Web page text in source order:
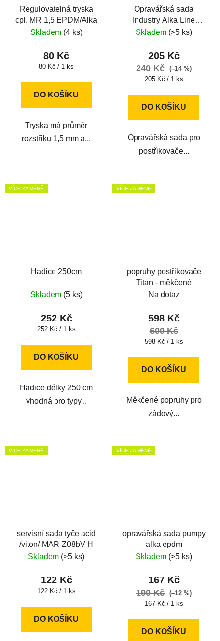
Regulovatelná tryska
cpl. MR 1,5 EPDM/Alka
Skladem (4 ks)
80 Kč
Měrná
80 Kč / 1 ks
DO KOŠÍKU
Tryska má průměr
rozstřiku 1,5 mm a...
Opravářská sada
Industry Alka Line
(EPDM) Z08JE
Skladem (>5 ks)
205 Kč
240 Kč
(–14 %)
Měrná
205 Kč / 1 ks
DO KOŠÍKU
Opravářská sada pro
postřikovače...
VÍCE ZA MÉNĚ
Hadice 250cm
Skladem (5 ks)
252 Kč
Měrná
252 Kč / 1 ks
DO KOŠÍKU
Hadice délky 250 cm
vhodná pro typy...
VÍCE ZA MÉNĚ
popruhy postřikovače
Titan - měkčené
Na dotaz
598 Kč
600 Kč
Měrná
598 Kč / 1 ks
DO KOŠÍKU
Měkčené popruhy pro
zádový...
VÍCE ZA MÉNĚ
servisní sada tyče acid
/viton/ MAR-Z08bV-H
Skladem (>5 ks)
122 Kč
Měrná
122 Kč / 1 ks
DO KOŠÍKU
VÍCE ZA MÉNĚ
opravářská sada pumpy
alka epdm
Skladem (>5 ks)
167 Kč
190 Kč
(–12 %)
Měrná
167 Kč / 1 ks
DO KOŠÍKU